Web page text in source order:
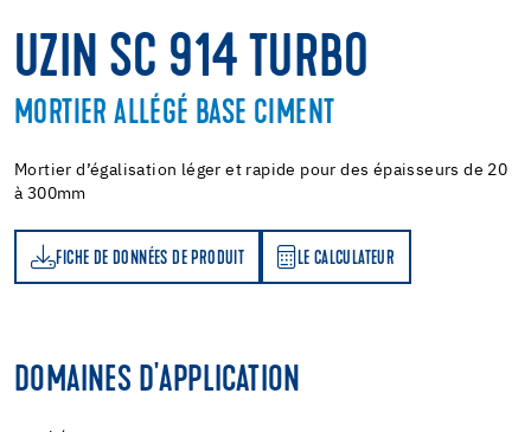
UZIN SC 914 TURBO
MORTIER ALLÉGÉ BASE CIMENT
Mortier d’égalisation léger et rapide pour des épaisseurs de 20
à 300mm
FICHE DE DONNÉES DE PRODUIT LE CALCULATEUR
LE CALCULATEUR
DOMAINES D'APPLICATION